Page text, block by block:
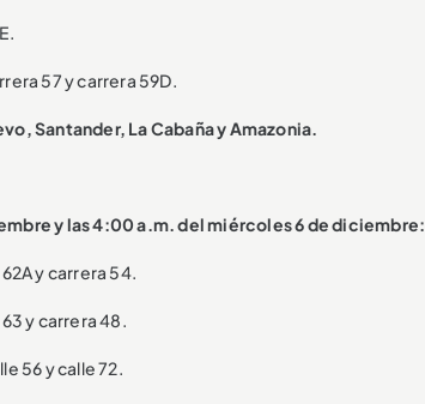
57 y carrera 59D.
Santander, La Cabaña y Amazonia.
y las 4:00 a.m. del miércoles 6 de diciembre:
y carrera 54.
y carrera 48.
56 y calle 72.